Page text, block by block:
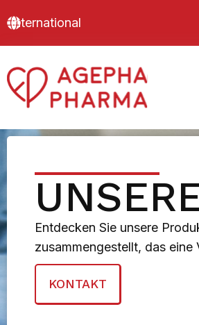
International
Entdecken Sie unsere
zusammengestellt, das
KONTAKT